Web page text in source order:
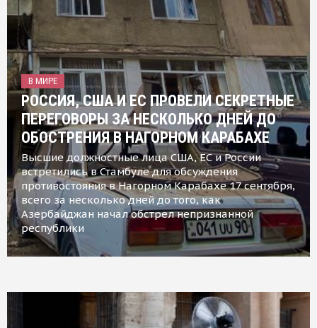
В МИРЕ
РОССИЯ, США И ЕС ПРОВЕЛИ СЕКРЕТНЫЕ
ПЕРЕГОВОРЫ ЗА НЕСКОЛЬКО ДНЕЙ ДО
ОБОСТРЕНИЯ В НАГОРНОМ КАРАБАХЕ
Высшие должностные лица США, ЕС и России
встретились в Стамбуле для обсуждения
противостояния в Нагорном Карабахе 17 сентября,
всего за несколько дней до того, как
Азербайджан начал обстрел непризнанной
республики